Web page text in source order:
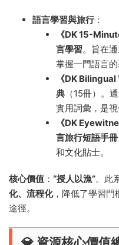
語言學習與旅行：
《DK 15-
言學習。旨在通
掌握一門語言的
《DK
典 （15冊）。
實用詞彙，是視
《DK
言旅行短語手冊
和文化貼士。
核心價值 ： “授人以漁”。此
化、流程化，降低了學習門
途徑。